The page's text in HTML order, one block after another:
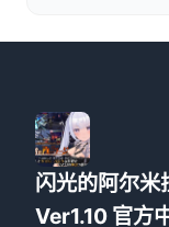
闪光的阿尔米
Ver1.10 官方